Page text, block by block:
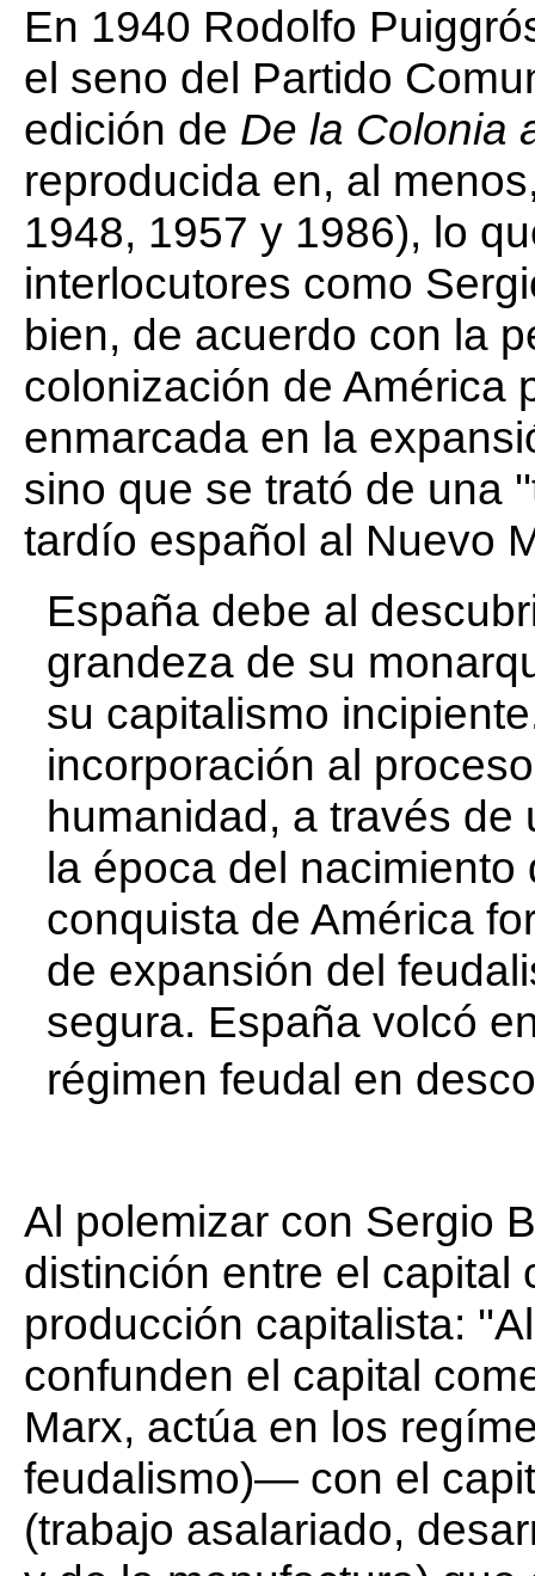
En 1940 Rodolfo
el seno del Partido
edición de De la Colonia
reproducida en, al
1948, 1957 y 1986), lo
interlocutores como
bien, de acuerdo con la
colonización de América
enmarcada en la
sino que se trató de una
tardío español al Nuevo
España debe al
grandeza de su
su capitalismo
incorporación al
humanidad, a través
la época del
conquista de América
de expansión del
segura. España volcó
régimen feudal en
Al polemizar con Sergio
distinción entre el capital
producción capitalista:
confunden el capital
Marx, actúa en los
feudalismo)— con el
(trabajo asalariado,